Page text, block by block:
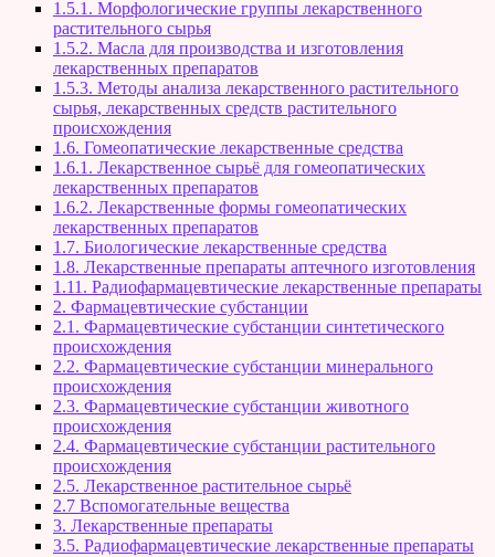
1.5.1. Морфологические группы лекарственного
растительного сырья
1.5.2. Масла для производства и изготовления
лекарственных препаратов
1.5.3. Методы анализа лекарственного растительного
сырья, лекарственных средств растительного
происхождения
1.6. Гомеопатические лекарственные средства
1.6.1. Лекарственное сырьё для гомеопатических
лекарственных препаратов
1.6.2. Лекарственные формы гомеопатических
лекарственных препаратов
1.7. Биологические лекарственные средства
1.8. Лекарственные препараты аптечного изготовления
1.11. Радиофармацевтические лекарственные препараты
2. Фармацевтические субстанции
2.1. Фармацевтические субстанции синтетического
происхождения
2.2. Фармацевтические субстанции минерального
происхождения
2.3. Фармацевтические субстанции животного
происхождения
2.4. Фармацевтические субстанции растительного
происхождения
2.5. Лекарственное растительное сырьё
2.7 Вспомогательные вещества
3. Лекарственные препараты
3.5. Радиофармацевтические лекарственные препараты